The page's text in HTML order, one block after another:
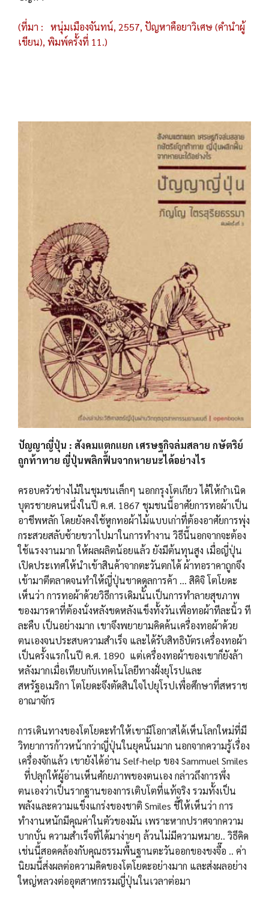
(ที่มา : หนุ่มเมืองจันทน์, 2557, ปัญหาคือยาวิเศษ (คำนำผู้
เขียน), พิมพ์ครั้งที่ 11.)
ปัญญาญี่ปุ่น : สังคมแตกแยก เศรษฐกิจล่มสลาย กษัตริย์
ถูกท้าทาย ญี่ปุ่นพลิกฟื้นจากหายนะได้อย่างไร
ครอบครัวช่างไม้ในชุมชนเล็กๆ นอกกรุงโตเกียว ได้ให้กำเนิด
บุตรชายคนหนึ่งในปี ค.ศ. 1867 ชุมชนนี้อาศัยการทอผ้าเป็น
อาชีพหลัก โดยยังคงใช้หูกทอผ้าไม้แบบเก่าที่ต้องอาศัยการพุ่ง
กระสวยสลับซ้ายขวาไปมาในการทำงาน วิธีนี้นอกจากจะต้อง
ใช้แรงงานมาก ให้ผลผลิตน้อยแล้ว ยังมีต้นทุนสูง เมื่อญี่ปุ่น
เปิดประเทศให้นำเข้าสินค้าจากตะวันตกได้ ผ้าทอราคาถูกจึง
เข้ามาตีตลาดจนทำให้ญี่ปุ่นขาดดุลการค้า ... สิคิจิ โตโยดะ
เห็นว่า การทอผ้าด้วยวิธีการเดิมนั้นเป็นการทำลายสุขภาพ
ของมารดาที่ต้องนั่งหลังขดหลังแข็งทั้งวันเพื่อทอผ้าทีละนิ้ว ที
ละคืบ เป็นอย่างมาก เขาจึงพยายามคิดค้นเครื่องทอผ้าด้วย
ตนเองจนประสบความสำเร็จ และได้รับสิทธิบัตรเครื่องทอผ้า
เป็นครั้งแรกในปี ค.ศ. 1890 แต่เครื่องทอผ้าของเขาก็ยังล้า
หลังมากเมื่อเทียบกับเทคโนโลยีทางฝั่งยุโรปและ
สหรัฐอเมริกา โตโยดะจึงตัดสินใจไปยุโรปเพื่อศึกษาที่สหราช
อาณาจักร
การเดินทางของโตโยดะทำให้เขามีโอกาสได้เห็นโลกใหม่ที่มี
วิทยาการก้าวหน้ากว่าญี่ปุ่นในยุคนั้นมาก นอกจากความรู้เรื่อง
เครื่องจักแล้ว เขายังได้อ่าน Self-help ของ Sammuel Smiles
ที่ปลุกให้ผู้อ่านเห็นศักยภาพของตนเอง กล่าวถึงการพึ่ง
ตนเองว่าเป็นรากฐานของการเติบโตที่แท้จริง รวมทั้งเป็น
พลังและความแข็งแกร่งของชาติ Smiles ชี้ให้เห็นว่า การ
ทำงานหนักมีคุณค่าในตัวของมัน เพราะหากปราศจากความ
บากบั่น ความสำเร็จที่ได้มาง่ายๆ ล้วนไม่มีความหมาย.. วิธีคิด
เช่นนี้สอดคล้องกับคุณธรรมพื้นฐานตะวันออกของขงจื๊อ .. ค่า
นิยมนี้ส่งผลต่อความคิดของโตโยดะอย่างมาก และส่งผลอย่าง
ใหญ่หลวงต่ออุตสาหกรรมญี่ปุ่นในเวลาต่อมา